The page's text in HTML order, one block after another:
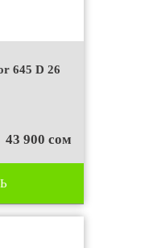
645 D 26
43 900 сом